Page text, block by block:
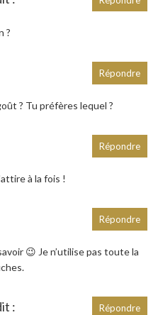
?
? Tu préfères lequel ?
Répondre
à la fois !
Répondre
😉 Je n’utilise pas toute la
Répondre
: Répondre